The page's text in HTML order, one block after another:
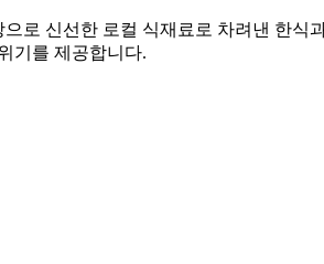
로 신선한 로컬 식재료로 차려낸 한식
기를 제공합니다.